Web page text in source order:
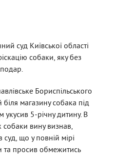
суд Київської області
собаки, яку без
Бориспільського
магазину собака під
укусив 5-річну дитину. В
собаки вину визнав,
що у повній мірі
та просив обмежитись